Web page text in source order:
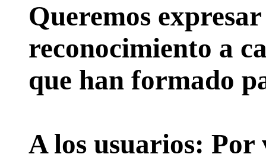
Queremos
reconocimiento a
que han formado
A los usuarios: Por